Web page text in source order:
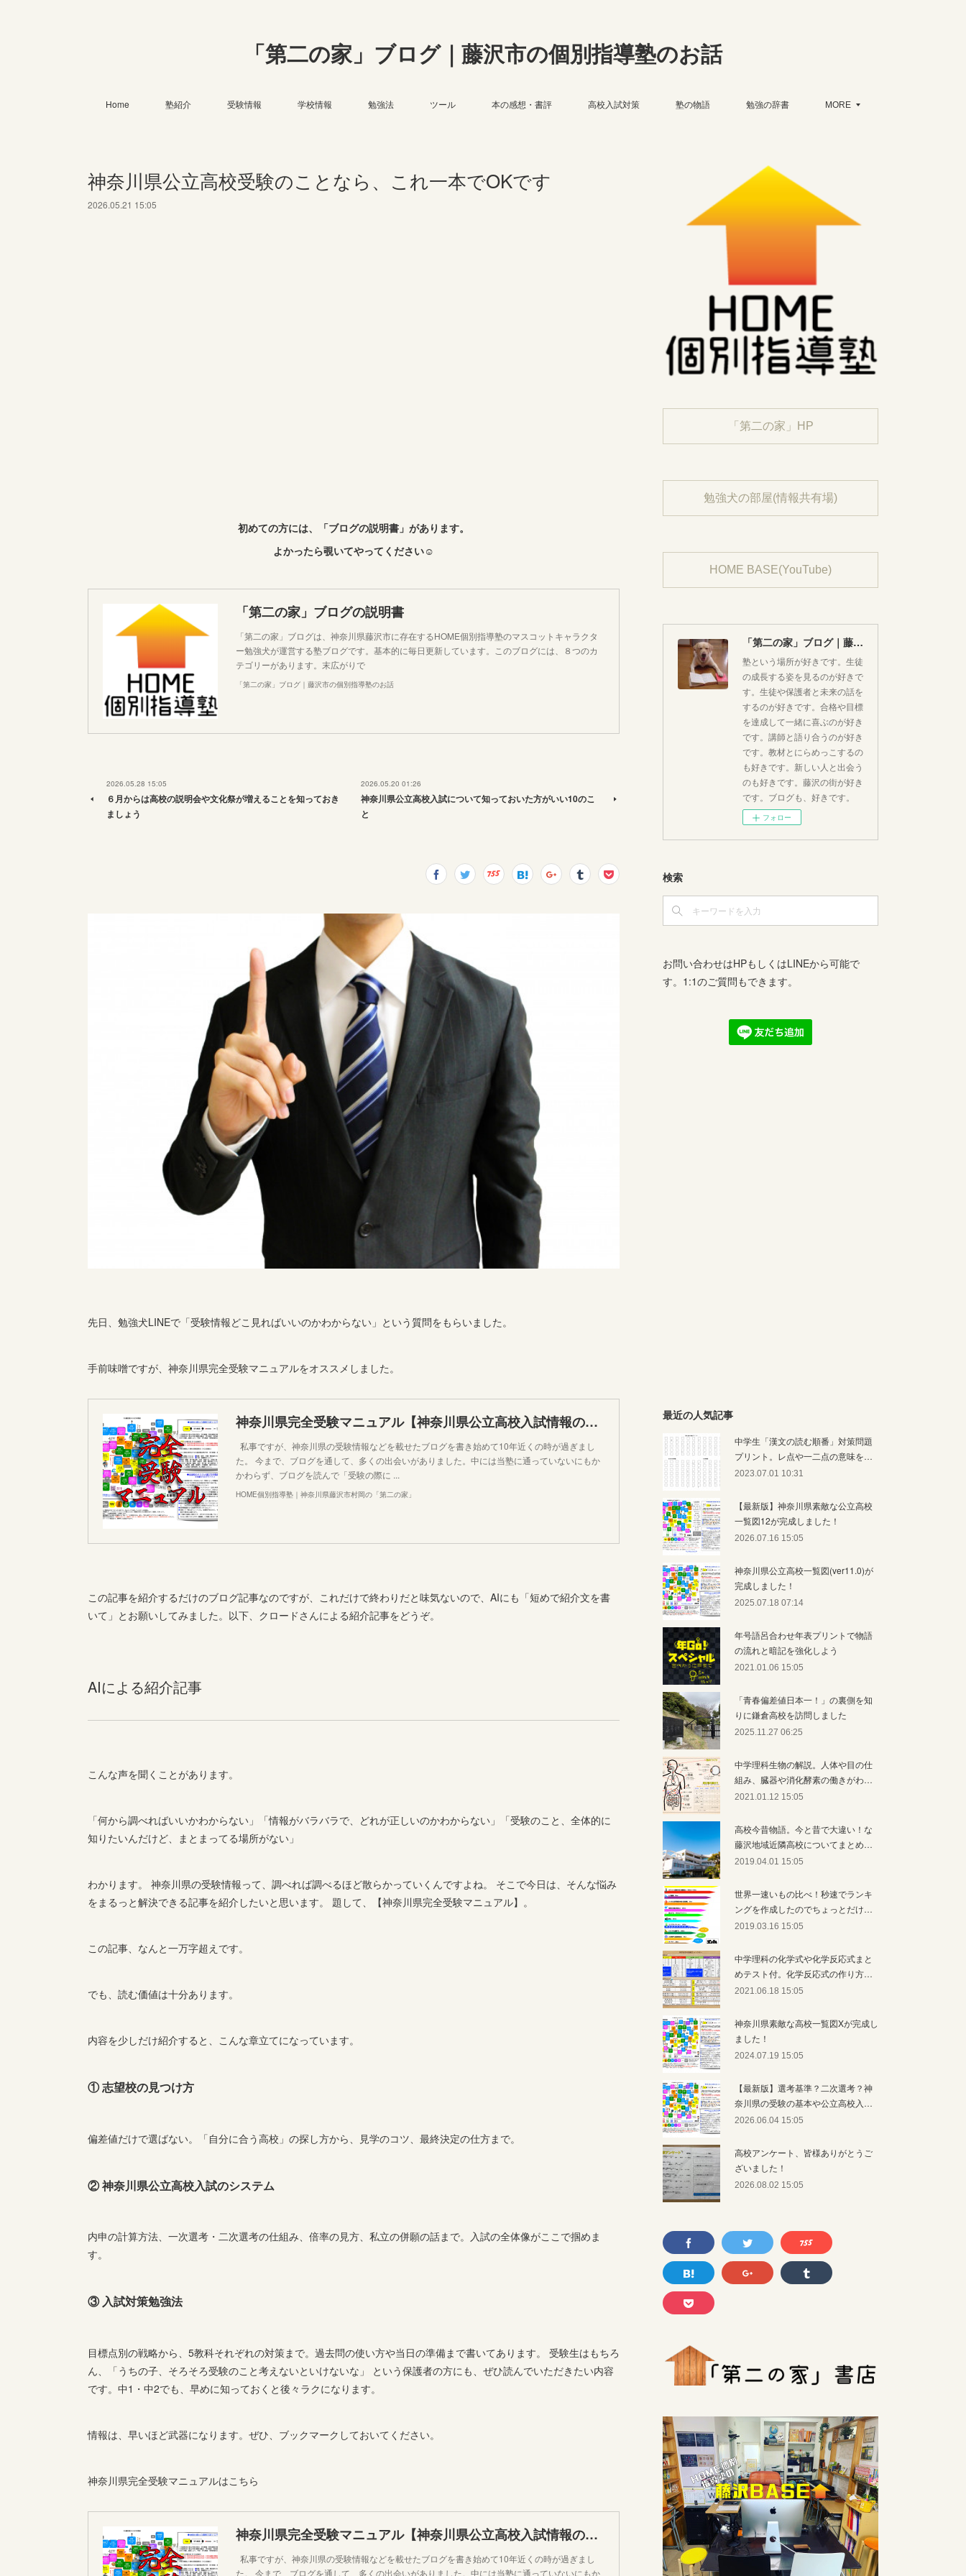
「第二の家」ブログ｜藤沢市の個別指導塾のお話
Home 塾紹介 受験情報 学校情報 勉強法 ツール 本の感想・書評 高校入試対策 塾の物語 勉強の辞書 MORE
神奈川県公立高校受験のことなら、これ一本でOKです
2026.05.21 15:05
初めての方には、「ブログの説明書」があります。
よかったら覗いてやってください☺︎
「第二の家」ブログの説明書
「第二の家」ブログは、神奈川県藤沢市に存在するHOME個別指導塾のマスコットキャラクタ
ー勉強犬が運営する塾ブログです。基本的に毎日更新しています。このブログには、８つのカ
テゴリーがあります。末広がりで
「第二の家」ブログ｜藤沢市の個別指導塾のお話
2026.05.28 15:05
６月からは高校の説明会や文化祭が増えることを知っておき
ましょう
2026.05.20 01:26
神奈川県公立高校入試について知っておいた方がいい10のこ
と
先日、勉強犬LINEで「受験情報どこ見ればいいのかわからない」という質問をもらいました。
手前味噌ですが、神奈川県完全受験マニュアルをオススメしました。
神奈川県完全受験マニュアル【神奈川県公立高校入試情報のまとめ】
私事ですが、神奈川県の受験情報などを載せたブログを書き始めて10年近くの時が過ぎまし
た。 今まで、ブログを通して、多くの出会いがありました。中には当塾に通っていないにもか
かわらず、ブログを読んで「受験の際に ...
HOME個別指導塾｜神奈川県藤沢市村岡の「第二の家」
この記事を紹介するだけのブログ記事なのですが、これだけで終わりだと味気ないので、AIにも「短めで紹介文を書
いて」とお願いしてみました。以下、クロードさんによる紹介記事をどうぞ。
AIによる紹介記事
こんな声を聞くことがあります。
「何から調べればいいかわからない」「情報がバラバラで、どれが正しいのかわからない」「受験のこと、全体的に
知りたいんだけど、まとまってる場所がない」
わかります。 神奈川県の受験情報って、調べれば調べるほど散らかっていくんですよね。 そこで今日は、そんな悩み
をまるっと解決できる記事を紹介したいと思います。 題して、【神奈川県完全受験マニュアル】。
この記事、なんと一万字超えです。
でも、読む価値は十分あります。
内容を少しだけ紹介すると、こんな章立てになっています。
① 志望校の見つけ方
偏差値だけで選ばない。「自分に合う高校」の探し方から、見学のコツ、最終決定の仕方まで。
② 神奈川県公立高校入試のシステム
内申の計算方法、一次選考・二次選考の仕組み、倍率の見方、私立の併願の話まで。入試の全体像がここで掴めま
す。
③ 入試対策勉強法
目標点別の戦略から、5教科それぞれの対策まで。過去問の使い方や当日の準備まで書いてあります。 受験生はもちろ
ん、「うちの子、そろそろ受験のこと考えないといけないな」 という保護者の方にも、ぜひ読んでいただきたい内容
です。中1・中2でも、早めに知っておくと後々ラクになります。
情報は、早いほど武器になります。ぜひ、ブックマークしておいてください。
神奈川県完全受験マニュアルはこちら
神奈川県完全受験マニュアル【神奈川県公立高校入試情報のまとめ】
私事ですが、神奈川県の受験情報などを載せたブログを書き始めて10年近くの時が過ぎまし
た。 今まで、ブログを通して、多くの出会いがありました。中には当塾に通っていないにもか
「第二の家」HP
勉強犬の部屋(情報共有場)
HOME BASE(YouTube)
「第二の家」ブログ｜藤沢市の個別指導塾のお話
塾という場所が好きです。生徒
の成長する姿を見るのが好きで
す。生徒や保護者と未来の話を
するのが好きです。合格や目標
を達成して一緒に喜ぶのが好き
です。講師と語り合うのが好き
です。教材とにらめっこするの
も好きです。新しい人と出会う
のも好きです。藤沢の街が好き
です。ブログも、好きです。
フォロー
検索
お問い合わせはHPもしくはLINEから可能で
す。1:1のご質問もできます。
最近の人気記事
中学生「漢文の読む順番」対策問題
プリント。レ点や一二点の意味を…
2023.07.01 10:31
【最新版】神奈川県素敵な公立高校
一覧図12が完成しました！
2026.07.16 15:05
神奈川県公立高校一覧図(ver11.0)が
完成しました！
2025.07.18 07:14
年号語呂合わせ年表プリントで物語
の流れと暗記を強化しよう
2021.01.06 15:05
「青春偏差値日本一！」の裏側を知
りに鎌倉高校を訪問しました
2025.11.27 06:25
中学理科生物の解説。人体や目の仕
組み、臓器や消化酵素の働きがわ…
2021.01.12 15:05
高校今昔物語。今と昔で大違い！な
藤沢地域近隣高校についてまとめ…
2019.04.01 15:05
世界一速いもの比べ！秒速でランキ
ングを作成したのでちょっとだけ…
2019.03.16 15:05
中学理科の化学式や化学反応式まと
めテスト付。化学反応式の作り方…
2021.06.18 15:05
神奈川県素敵な高校一覧図Xが完成し
ました！
2024.07.19 15:05
【最新版】選考基準？二次選考？神
奈川県の受験の基本や公立高校入…
2026.06.04 15:05
高校アンケート、皆様ありがとうご
ざいました！
2026.08.02 15:05